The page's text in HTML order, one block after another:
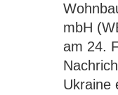
mbH
am 24.
Ukraine